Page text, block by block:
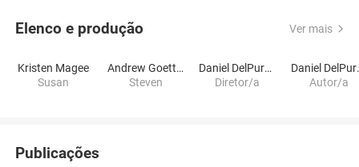
Elenco e produção Ver mais
Kristen Magee
Susan
Andrew Goetten
Steven
Daniel DelPurgatorio
Diretor/a
Autor/a
Publicações